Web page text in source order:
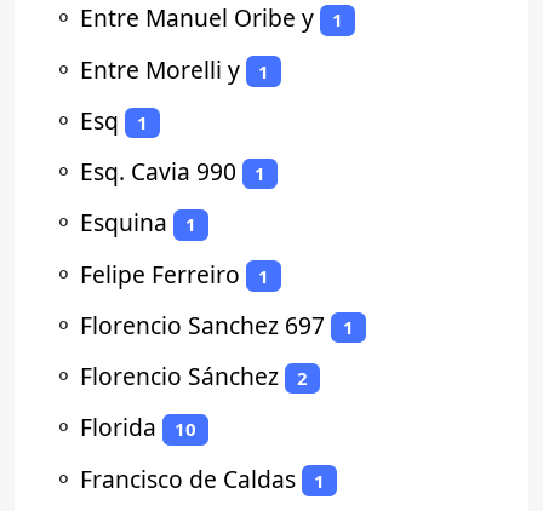
⚬ Entre Manuel Oribe y 1
⚬ Entre Morelli y 1
⚬ Esq 1
⚬ Esq. Cavia 990 1
⚬ Esquina 1
⚬ Felipe Ferreiro 1
⚬ Florencio Sanchez 697 1
⚬ Florencio Sánchez 2
⚬ Florida 10
⚬ Francisco de Caldas 1